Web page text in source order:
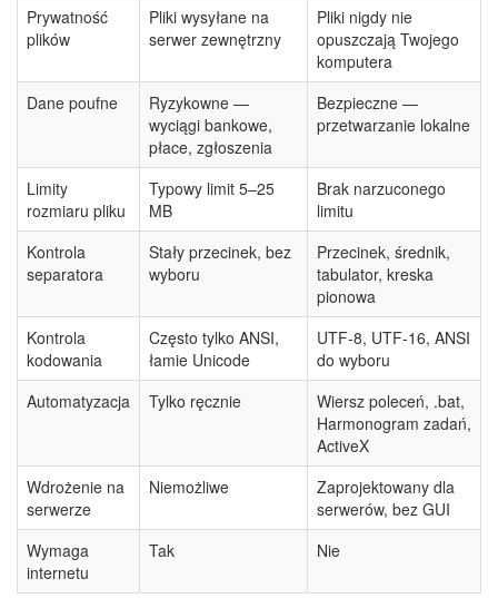
Prywatność
plików
Pliki wysyłane na
serwer zewnętrzny
Pliki nigdy nie
opuszczają Twojego
komputera
Dane poufne
Ryzykowne —
wyciągi bankowe,
płace, zgłoszenia
Bezpieczne —
przetwarzanie lokalne
Limity
rozmiaru pliku
Typowy limit 5–25
MB
Brak narzuconego
limitu
Kontrola
separatora
Stały przecinek, bez
wyboru
Przecinek, średnik,
tabulator, kreska
pionowa
Kontrola
kodowania
Często tylko ANSI,
łamie Unicode
UTF-8, UTF-16, ANSI
do wyboru
Automatyzacja
Tylko ręcznie
Wiersz poleceń, .bat,
Harmonogram zadań,
ActiveX
Wdrożenie na
serwerze
Niemożliwe
Zaprojektowany dla
serwerów, bez GUI
Wymaga
internetu
Tak Nie